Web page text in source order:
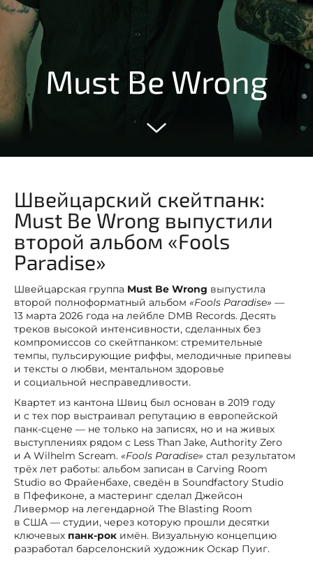
Must Be Wrong
Швейцарский скейтпанк:
Must Be Wrong выпустили
второй альбом «Fools
Paradise»
Швейцарская группа Must Be Wrong выпустила
второй полноформатный альбом «Fools Paradise» —
13 марта 2026 года на лейбле DMB Records. Десять
треков высокой интенсивности, сделанных без
компромиссов со скейтпанком: стремительные
темпы, пульсирующие риффы, мелодичные припевы
и тексты о любви, ментальном здоровье
и социальной несправедливости.
Квартет из кантона Швиц был основан в 2019 году
и с тех пор выстраивал репутацию в европейской
панк-сцене — не только на записях, но и на живых
выступлениях рядом с Less Than Jake, Authority Zero
и A Wilhelm Scream. «Fools Paradise» стал результатом
трёх лет работы: альбом записан в Carving Room
Studio во Фрайенбахе, сведён в Soundfactory Studio
в Пфефиконе, а мастеринг сделал Джейсон
Ливермор на легендарной The Blasting Room
в США — студии, через которую прошли десятки
ключевых панк-рок имён. Визуальную концепцию
разработал барселонский художник Оскар Пуиг.